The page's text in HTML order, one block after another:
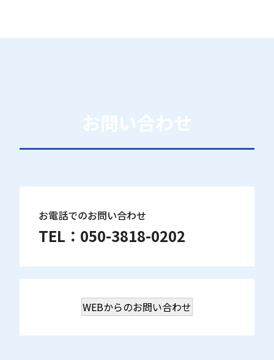
お問い合わせ
お電話でのお問い合わせ
TEL： 050-3818-0202
WEBからのお問い合わせ